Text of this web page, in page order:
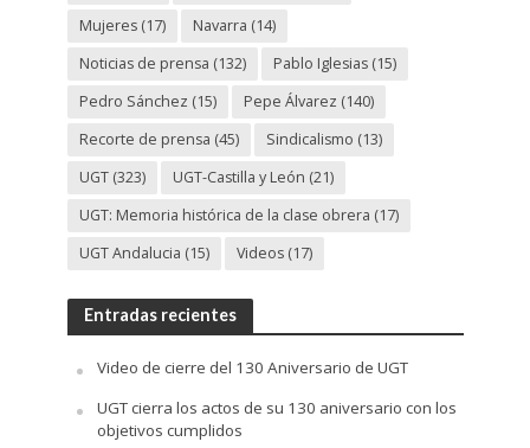
Mujeres(17) Navarra (14)
Noticias de prensa (132) Pablo Iglesias(15)
Pedro Sánchez (15) Pepe Álvarez (140)
Recorte de prensa (45) Sindicalismo (13)
UGT(323) UGT-Castilla y León (21)
UGT: Memoria histórica de la clase obrera (17)
UGT Andalucia (15) Videos(17)
Entradas recientes
Video de cierre del 130 Aniversario de UGT
UGT cierra los actos de su 130 aniversario con los
objetivos cumplidos